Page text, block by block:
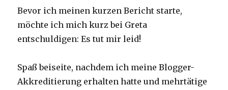
Bevor ich meinen kurzen Bericht starte,
möchte ich mich kurz bei Greta
entschuldigen: Es tut mir leid!
Spaß beiseite, nachdem ich meine Blogger-
Akkreditierung erhalten hatte und mehrtätige